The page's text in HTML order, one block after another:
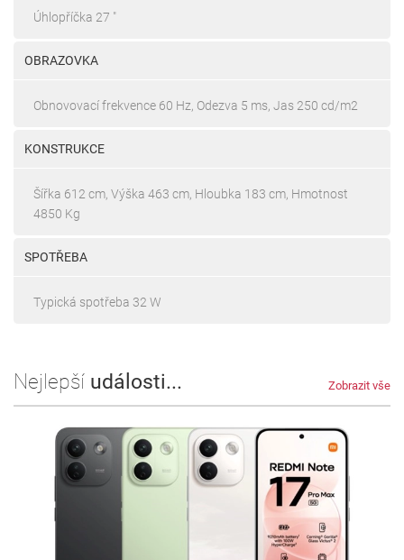
Úhlopříčka 27 "
OBRAZOVKA
Obnovovací frekvence 60 Hz, Odezva 5 ms, Jas 250 cd/m2
KONSTRUKCE
Šířka 612 cm, Výška 463 cm, Hloubka 183 cm, Hmotnost
4850 Kg
SPOTŘEBA
Typická spotřeba 32 W
Nejlepší události... Zobrazit vše